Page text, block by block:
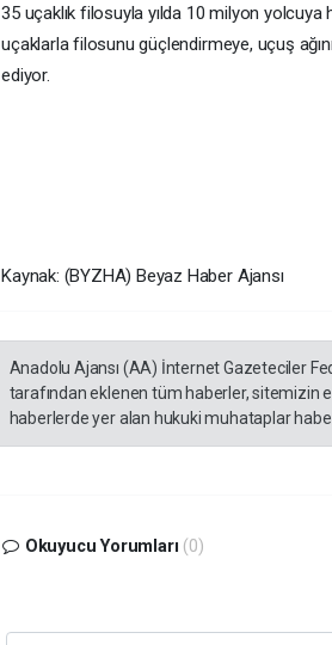
35 uçaklık filosuyla yılda 10 milyon
uçaklarla filosunu güçlendirmeye, uçuş
ediyor.
Kaynak: (BYZHA) Beyaz Haber Ajansı
Anadolu Ajansı (AA) İnternet Gazeteciler
tarafından eklenen tüm haberler, sitemizin
haberlerde yer alan hukuki muhataplar
Okuyucu Yorumları (0)